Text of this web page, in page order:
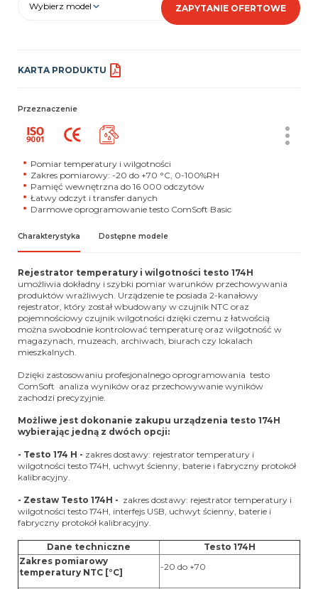
Wybierz model ZAPYTANIE OFERTOWE
KARTA PRODUKTU
Przeznaczenie
Pomiar temperatury i wilgotności
Zakres pomiarowy: -20 do +70 °C, 0-100%RH
Pamięć wewnętrzna do 16 000 odczytów
Łatwy odczyt i transfer danych
Darmowe oprogramowanie testo ComSoft Basic
Charakterystyka Dostępne modele
Rejestrator temperatury i wilgotności testo 174H
umożliwia dokładny i szybki pomiar warunków przechowywania
produktów wrażliwych. Urządzenie te posiada 2-kanałowy
rejestrator, który został wbudowany w czujnik NTC oraz
pojemnościowy czujnik wilgotności dzięki czemu z łatwością
można swobodnie kontrolować temperaturę oraz wilgotność w
magazynach, muzeach, archiwach, biurach czy lokalach
mieszkalnych.
Dzięki zastosowaniu profesjonalnego oprogramowania testo
ComSoft analiza wyników oraz przechowywanie wyników
zachodzi precyzyjnie.
Możliwe jest dokonanie zakupu urządzenia testo 174H
wybierając jedną z dwóch opcji:
- Testo 174 H - zakres dostawy: rejestrator temperatury i
wilgotności testo 174H, uchwyt ścienny, baterie i fabryczny protokół
kalibracyjny.
- Zestaw Testo 174H - zakres dostawy: rejestrator temperatury i
wilgotności testo 174H, interfejs USB, uchwyt ścienny, baterie i
fabryczny protokół kalibracyjny.
Dane techniczne
Testo 174H
Zakres pomiarowy
temperatury NTC [°C]
-20 do +70